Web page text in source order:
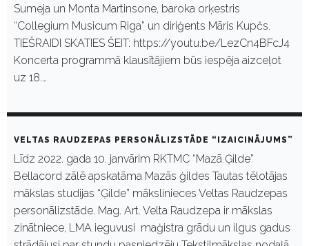
Sumeja un Monta Martinsone, baroka orķestris
“Collegium Musicum Riga” un diriģents Māris Kupčs.
TIEŠRAIDI SKATIES ŠEIT: https://youtu.be/LezCn4BFcJ4
Koncerta programmā klausītājiem būs iespēja aizceļot
uz 18.…
VELTAS RAUDZEPAS PERSONĀLIZSTĀDE “IZAICINĀJUMS”
Līdz 2022. gada 10. janvārim RKTMC “Mazā Ģilde”
Bellacord zālē apskatāma Mazās ģildes Tautas tēlotājas
mākslas studijas “Ģilde” mākslinieces Veltas Raudzepas
personālizstāde. Mag. Art. Velta Raudzepa ir mākslas
zinātniece, LMA ieguvusi maģistra grādu un ilgus gadus